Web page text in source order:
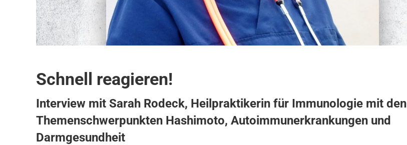
Schnell reagieren!
Interview mit Sarah Rodeck, Heilpraktikerin für Immunologie mit den
Themenschwerpunkten Hashimoto, Autoimmunerkrankungen und
Darmgesundheit